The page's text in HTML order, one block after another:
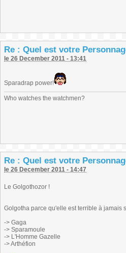
Re : Quel est votre
le 26 December 2011 - 13:41
Sparadrap power!
Who watches the watchmen?
Re : Quel est votre
le 26 December 2011 - 14:47
Le Golgothozor !
Golgotha parce qu'elle est terrible à jamais
-> Gaga
-> Sparamoule
-> L'Homme Gazelle
-> Arthéfion